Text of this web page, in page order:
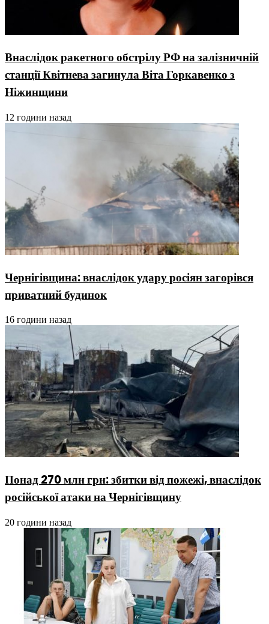
Внаслідок ракетного обстрілу РФ на залізничній
станції Квітнева загинула Віта Горкавенко з
Ніжинщини
12 години назад
Чернігівщина: внаслідок удару росіян загорівся
приватний будинок
16 години назад
Понад 270 млн грн: збитки від пожежі, внаслідок
російської атаки на Чернігівщину
20 години назад